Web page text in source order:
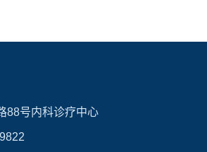
88号内科诊疗中心